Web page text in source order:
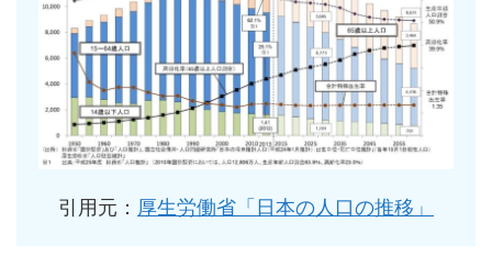
引用元： 厚生労働省「日本の人口の推移」